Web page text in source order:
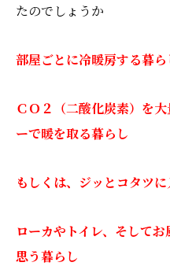
たのでしょうか
部屋ごとに冷暖房する暮ら
ＣＯ２（二酸化炭素）を
ーで暖を取る暮らし
もしくは、ジッとコタツ
ローカやトイレ、そして
思う暮らし